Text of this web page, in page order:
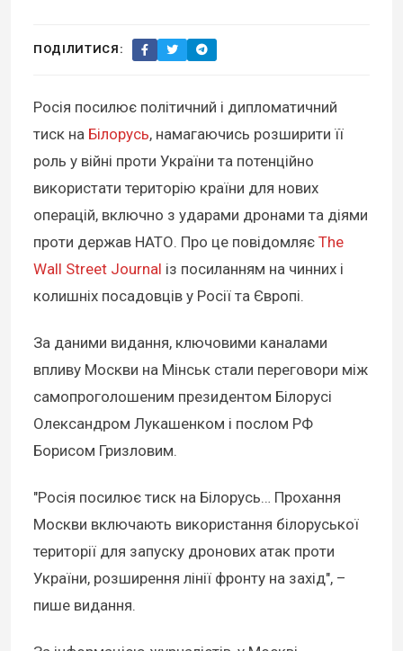
ПОДІЛИТИСЯ:
Росія посилює політичний і дипломатичний
тиск на Білорусь, намагаючись розширити її
роль у війні проти України та потенційно
використати територію країни для нових
операцій, включно з ударами дронами та діями
проти держав НАТО. Про це повідомляє The
Wall Street Journal із посиланням на чинних і
колишніх посадовців у Росії та Європі.
За даними видання, ключовими каналами
впливу Москви на Мінськ стали переговори між
самопроголошеним президентом Білорусі
Олександром Лукашенком і послом РФ
Борисом Гризловим.
"Росія посилює тиск на Білорусь… Прохання
Москви включають використання білоруської
території для запуску дронових атак проти
України, розширення лінії фронту на захід", –
пише видання.